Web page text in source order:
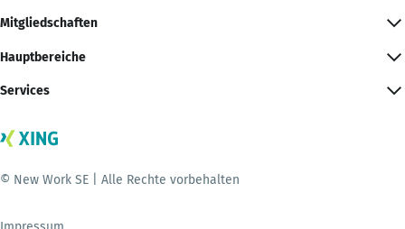
Mitgliedschaften
Hauptbereiche
Services
© New Work SE | Alle Rechte vorbehalten